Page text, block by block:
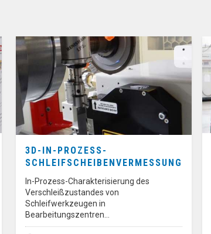
3D-IN-PROZESS-
SCHLEIFSCHEIBENVERMESSUNG
In-Prozess-Charakterisierung des
Verschleißzustandes von
Schleifwerkzeugen in
Bearbeitungszentren…